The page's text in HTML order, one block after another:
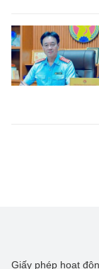
Giấy phép hoạt